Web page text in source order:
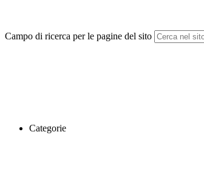
Campo di ricerca per le pagine del sito
Categorie